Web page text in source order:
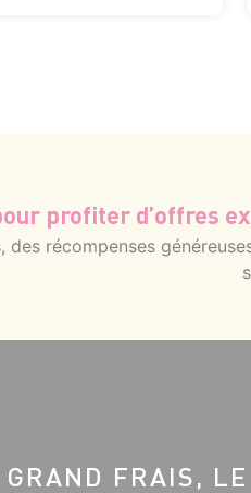
profiter d’offres
des récompenses
GRAND FRAIS,